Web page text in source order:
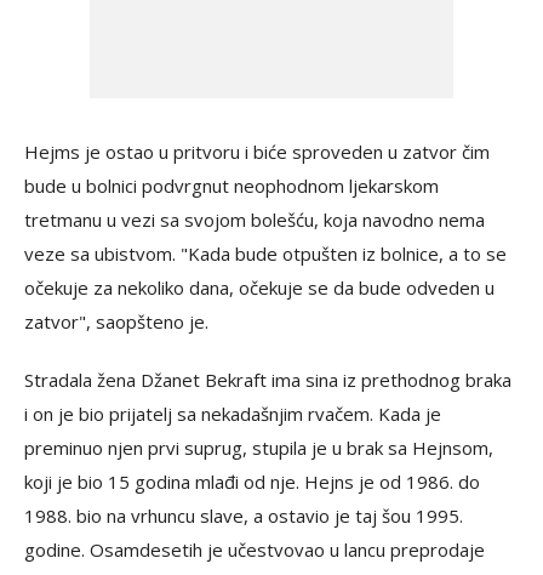
Hejms je ostao u pritvoru i biće sproveden u zatvor čim
bude u bolnici podvrgnut neophodnom ljekarskom
tretmanu u vezi sa svojom bolešću, koja navodno nema
veze sa ubistvom. "Kada bude otpušten iz bolnice, a to se
očekuje za nekoliko dana, očekuje se da bude odveden u
zatvor", saopšteno je.
Stradala žena Džanet Bekraft ima sina iz prethodnog braka
i on je bio prijatelj sa nekadašnjim rvačem. Kada je
preminuo njen prvi suprug, stupila je u brak sa Hejnsom,
koji je bio 15 godina mlađi od nje. Hejns je od 1986. do
1988. bio na vrhuncu slave, a ostavio je taj šou 1995.
godine. Osamdesetih je učestvovao u lancu preprodaje